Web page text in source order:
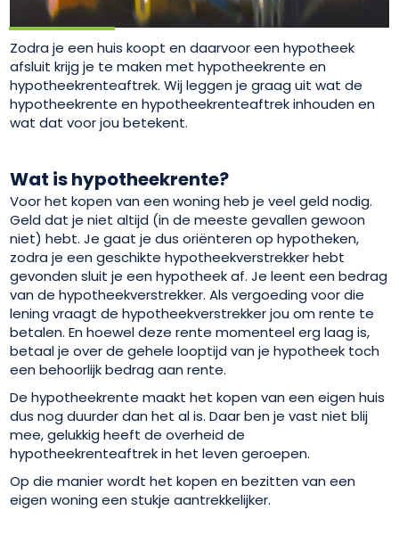
Zodra je een huis koopt en daarvoor een hypotheek
afsluit krijg je te maken met hypotheekrente en
hypotheekrenteaftrek. Wij leggen je graag uit wat de
hypotheekrente en hypotheekrenteaftrek inhouden en
wat dat voor jou betekent.
Wat is hypotheekrente?
Voor het kopen van een woning heb je veel geld nodig.
Geld dat je niet altijd (in de meeste gevallen gewoon
niet) hebt. Je gaat je dus oriënteren op hypotheken,
zodra je een geschikte hypotheekverstrekker hebt
gevonden sluit je een hypotheek af. Je leent een bedrag
van de hypotheekverstrekker. Als vergoeding voor die
lening vraagt de hypotheekverstrekker jou om rente te
betalen. En hoewel deze rente momenteel erg laag is,
betaal je over de gehele looptijd van je hypotheek toch
een behoorlijk bedrag aan rente.
De hypotheekrente maakt het kopen van een eigen huis
dus nog duurder dan het al is. Daar ben je vast niet blij
mee, gelukkig heeft de overheid de
hypotheekrenteaftrek in het leven geroepen.
Op die manier wordt het kopen en bezitten van een
eigen woning een stukje aantrekkelijker.